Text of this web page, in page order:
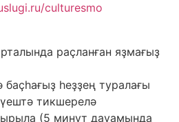
culturesmo
раҫланған яҙмағыҙ
һеҙҙең туралағы
тикшерелә
(5 минут дауамында